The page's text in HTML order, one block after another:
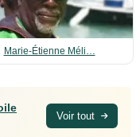
Marie‑Étienne Méli…
Voir tout